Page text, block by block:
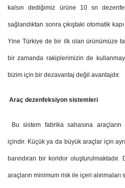
kalsın dediğimiz ürüne 10 sn
sağlandıktan sonra çıkıştaki otomatik
Yine Türkiye de bir ilk olan ürünümüze
bir zamanda rakiplerimizin de
bizim için bir dezavantaj değil avantajdır.
Araç dezenfeksiyon sistemleri
Bu sistem fabrika sahasına
içindir. Küçük ya da büyük araçlar için
barındıran bir koridor oluşturulmaktadır.
araçların minimum risk ile içeri alınmaları